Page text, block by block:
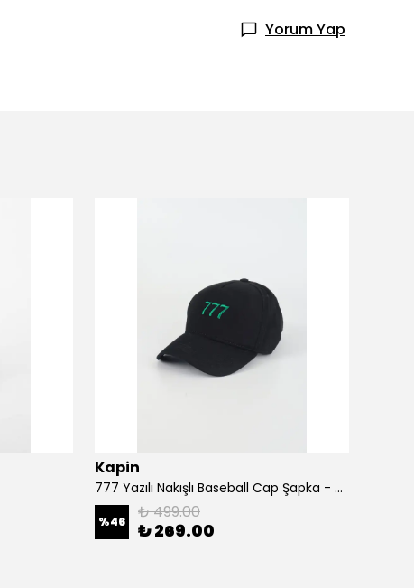
Yorum Yap
Kapin
777 Yazılı Nakışlı Baseball Cap Şapka - Siyah
%46 ₺ 499.00
₺ 269.00